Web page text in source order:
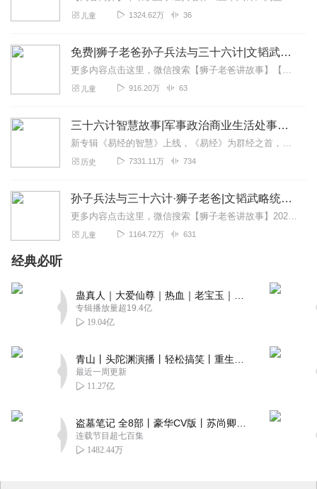
儿童 1324.62万 36
免费|狮子老爸孙子兵法与三十六计|文韬武略统统拿下
更多内容点击这里，微信搜索【狮子老爸讲故事】【大明皇帝朱元璋】最新专辑:一开局一个碗，小乞丐如何夺天下?【四大名著全篇】一次畅听西游、三国、水浒、红楼经典名著全...
儿童 916.20万 63
三十六计智慧故事|军事政治商业生活处事为人秘诀，提升格局思维
新专辑《易经的智慧》上线，《易经》为群经之首，大道之源。学习《易经》的智慧，培养德行、增强能力、启发智慧，掌握各种情境应对方式、解开人生密码智慧宝典。点击收听《...
历史 7331.11万 734
孙子兵法与三十六计·狮子老爸|文韬武略统统拿下
更多内容点击这里，微信搜索【狮子老爸讲故事】2026暑假去哪玩？看什么？和狮爸一起重走水浒路～【大明皇帝朱元璋】最新专辑:一开局一个碗，小乞丐如何夺天下?【四大...
儿童 1164.72万 631
经典必听
专辑播放量超19.4亿
19.04亿
最近一周更新
11.27亿
连载节目超七百集
1482.44万